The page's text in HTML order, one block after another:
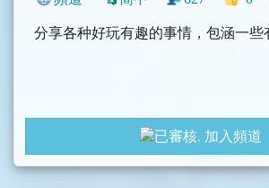
分享各种好玩有趣的事情，包涵一些
加入頻道